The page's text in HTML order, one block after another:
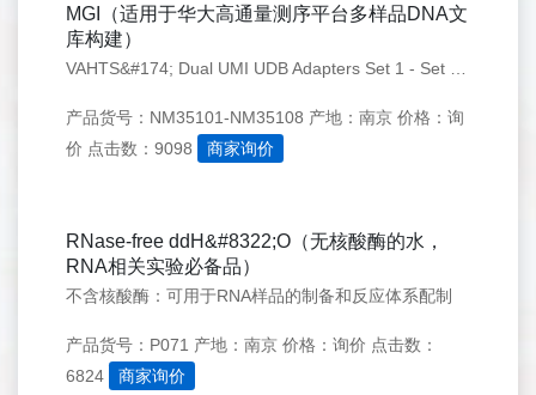
MGI（适用于华大高通量测序平台多样品DNA文
库构建）
产品货号：NM35101-NM35108 产地：南京 价格：询
价 点击数：9098 商家询价
RNase-free ddH&#8322;O（无核酸酶的水，
RNA相关实验必备品）
不含核酸酶：可用于RNA样品的制备和反应体系配制
产品货号：P071 产地：南京 价格：询价 点击数：
6824
商家询价